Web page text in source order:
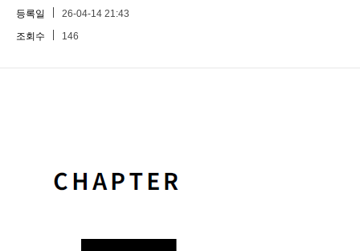
등록일
26-04-14 21:43
조회수
146